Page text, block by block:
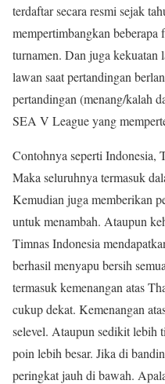
terdaftar secara resmi sejak
mempertimbangkan
turnamen. Dan juga kekuatan
lawan saat pertandingan
pertandingan (menang/kalah
SEA V League yang
Contohnya seperti Indonesia,
Maka seluruhnya termasuk
Kemudian juga memberikan
untuk menambah. Ataupun
Timnas Indonesia
berhasil menyapu bersih
termasuk kemenangan atas
cukup dekat. Kemenangan
selevel. Ataupun sedikit lebih
poin lebih besar. Jika di
peringkat jauh di bawah.